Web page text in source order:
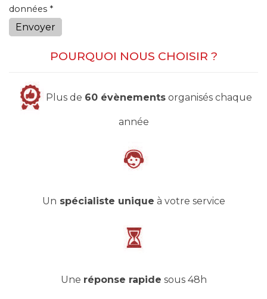
données *
Envoyer
POURQUOI NOUS CHOISIR ?
Plus de 60 évènementsorganisés chaque
année
Un spécialiste unique à votre service
Une réponse rapide sous 48h